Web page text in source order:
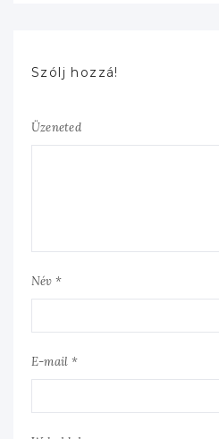
Szólj hozzá!
Üzeneted
Név *
E-mail *